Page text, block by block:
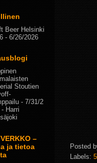
Posted
Labels: 5
Beer Helsinki
- 6/26/2026
Stoutien
- 7/31/2
- Harri
–
ja tietoa